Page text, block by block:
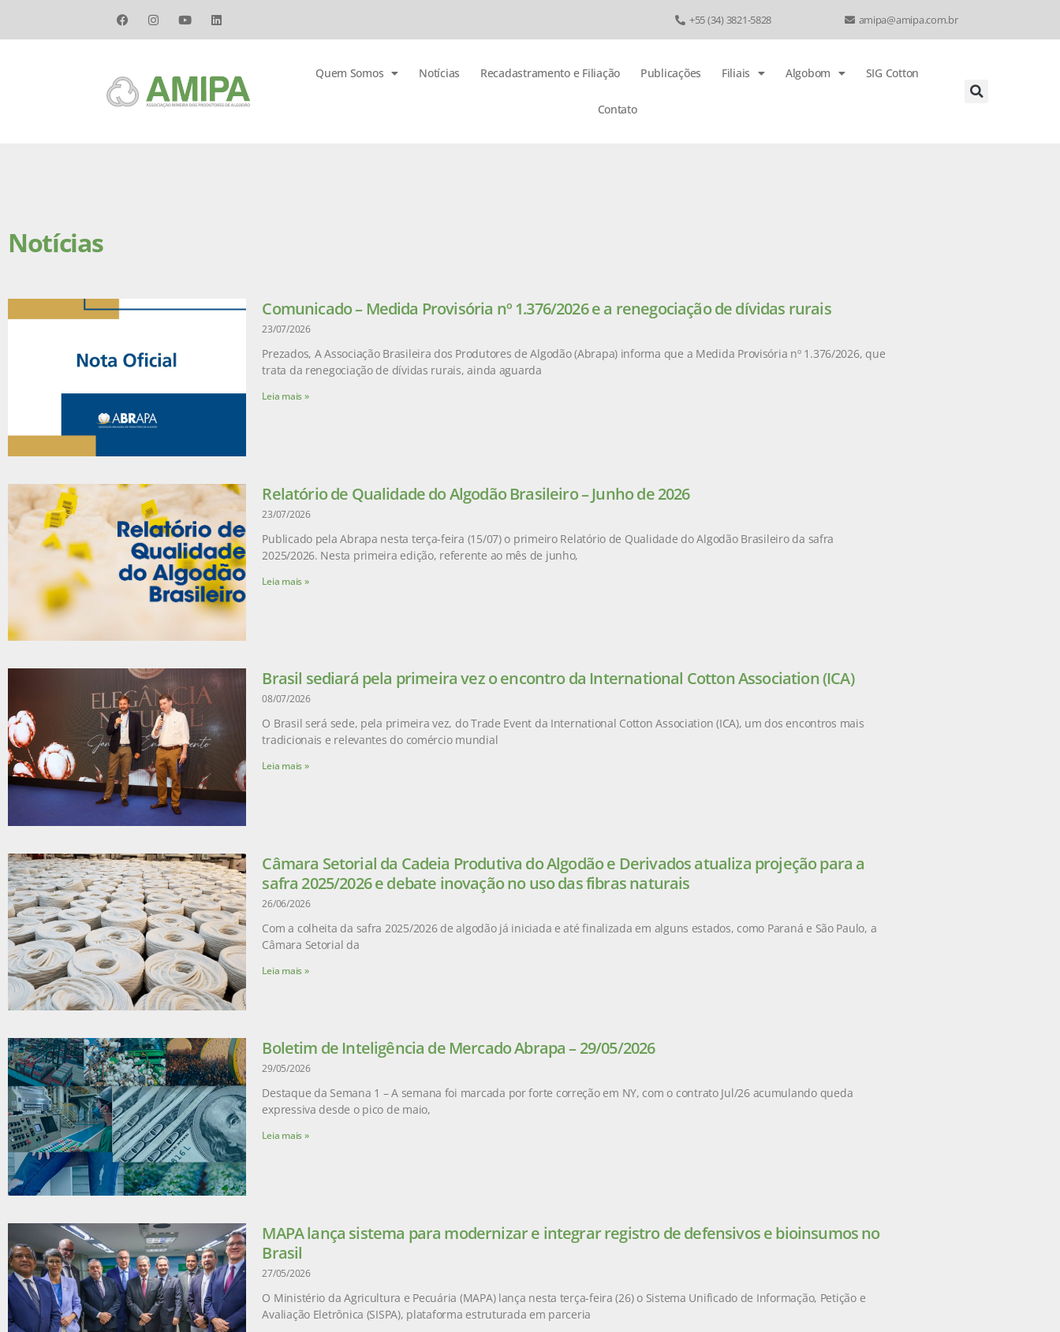
+55 (34) 3821-5828 amipa@amipa.com.br
Quem Somos Notícias Recadastramento e Filiação Publicações Filiais Algobom SIG Cotton
Contato
Notícias
Comunicado – Medida Provisória nº 1.376/2026 e a renegociação de dívidas rurais
23/07/2026
Prezados, A Associação Brasileira dos Produtores de Algodão (Abrapa) informa que a Medida Provisória nº 1.376/2026, que
trata da renegociação de dívidas rurais, ainda aguarda
Leia mais »
Relatório de Qualidade do Algodão Brasileiro – Junho de 2026
23/07/2026
Publicado pela Abrapa nesta terça-feira (15/07) o primeiro Relatório de Qualidade do Algodão Brasileiro da safra
2025/2026. Nesta primeira edição, referente ao mês de junho,
Leia mais »
Brasil sediará pela primeira vez o encontro da International Cotton Association (ICA)
08/07/2026
O Brasil será sede, pela primeira vez, do Trade Event da International Cotton Association (ICA), um dos encontros mais
tradicionais e relevantes do comércio mundial
Leia mais »
Câmara Setorial da Cadeia Produtiva do Algodão e Derivados atualiza projeção para a
safra 2025/2026 e debate inovação no uso das fibras naturais
26/06/2026
Com a colheita da safra 2025/2026 de algodão já iniciada e até finalizada em alguns estados, como Paraná e São Paulo, a
Câmara Setorial da
Leia mais »
Boletim de Inteligência de Mercado Abrapa – 29/05/2026
29/05/2026
Destaque da Semana 1 – A semana foi marcada por forte correção em NY, com o contrato Jul/26 acumulando queda
expressiva desde o pico de maio,
Leia mais »
MAPA lança sistema para modernizar e integrar registro de defensivos e bioinsumos no
Brasil
27/05/2026
O Ministério da Agricultura e Pecuária (MAPA) lança nesta terça-feira (26) o Sistema Unificado de Informação, Petição e
Avaliação Eletrônica (SISPA), plataforma estruturada em parceria